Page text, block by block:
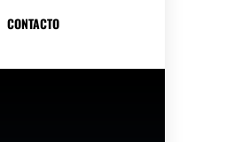
CONTACTO